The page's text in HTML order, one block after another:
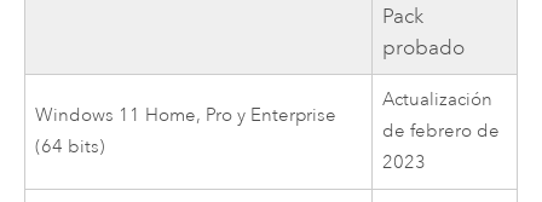
Pack
probado
Windows 11 Home, Pro y Enterprise
(64 bits)
Actualización
de febrero de
2023